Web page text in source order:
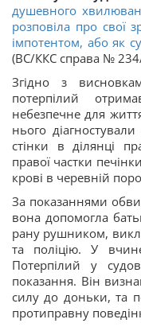
душевного
розповіла про свої
імпотентом, або як
(ВС/ККС справа №
Згідно з
потерпілий
небезпечне для
нього
стінки в ділянці
правої частки
крові в черевній
За показаннями
вона допомогла
рану рушником,
та поліцію. У
Потерпілий у
показання. Він
силу до доньки, та
протиправну